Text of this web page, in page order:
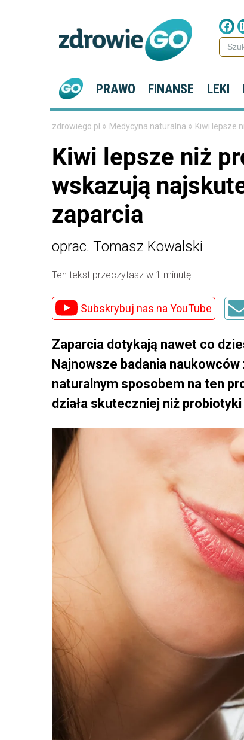
PRAWO FINANSE LEKI
zdrowiego.pl » Medycyna naturalna » Kiwi lepsze
Kiwi lepsze niż
wskazują
zaparcia
oprac. Tomasz Kowalski
Ten tekst przeczytasz w 1 minutę
Subskrybuj nas na YouTube
Zaparcia dotykają nawet co
Najnowsze badania
naturalnym sposobem na ten
działa skuteczniej niż